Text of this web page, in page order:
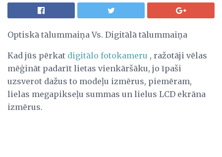
Optiskā tālummaiņa Vs. Digitālā tālummaiņa
Kad jūs pērkat digitālo fotokameru , ražotāji vēlas
mēģināt padarīt lietas vienkāršāku, jo īpaši
uzsverot dažus to modeļu izmērus, piemēram,
lielas megapikseļu summas un lielus LCD ekrāna
izmērus.